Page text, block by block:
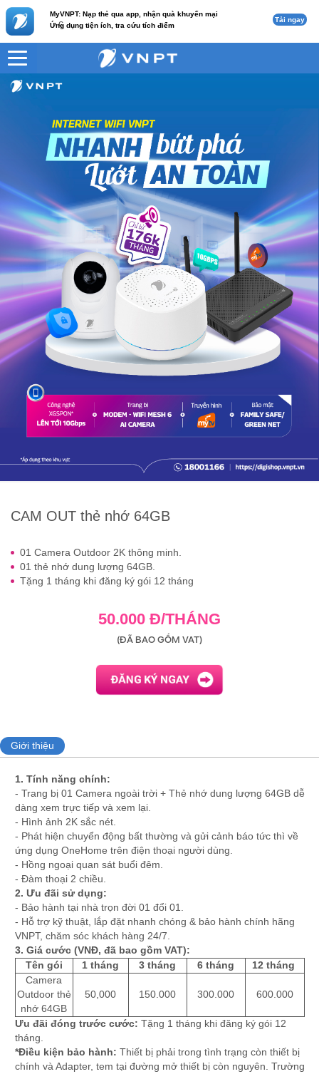
MyVNPT: Nạp thẻ qua app, nhận quà khuyến mại
Ứng dụng tiện ích, tra cứu tích điểm
c Tải ngay
VNPT CAM OUT thẻ nhớ 64GB
CAM OUT thẻ nhớ 64GB
01 Camera Outdoor 2K thông minh.
01 thẻ nhớ dung lượng 64GB.
Tặng 1 tháng khi đăng ký gói 12 tháng
50.000 Đ/THÁNG
(ĐÃ BAO GỒM VAT)
Giới thiệu
1. Tính năng chính:
- Trang bị 01 Camera ngoài trời + Thẻ nhớ dung lượng 64GB dễ
dàng xem trực tiếp và xem lại.
- Hình ảnh 2K sắc nét.
- Phát hiện chuyển động bất thường và gửi cảnh báo tức thì về
ứng dụng OneHome trên điện thoại người dùng.
- Hồng ngoại quan sát buổi đêm.
- Đàm thoại 2 chiều.
2. Ưu đãi sử dụng:
- Bảo hành tại nhà trọn đời 01 đổi 01.
- Hỗ trợ kỹ thuật, lắp đặt nhanh chóng & bảo hành chính hãng
VNPT, chăm sóc khách hàng 24/7.
3. Giá cước (VNĐ, đã bao gồm VAT):
Tên gói
1 tháng 3 tháng 6 tháng
12 tháng
Camera
Outdoor thẻ
nhớ 64GB
50,000 150.000 300.000 600.000
Ưu đãi đóng trước cước: Tặng 1 tháng khi đăng ký gói 12
tháng.
*Điều kiện bảo hành: Thiết bị phải trong tình trạng còn thiết bị
chính và Adapter, tem tại đường mở thiết bị còn nguyên. Trường